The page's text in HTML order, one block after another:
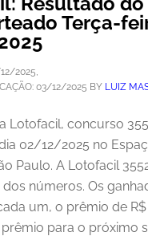
Terça-
2025,
03/12/2025 BY LUIZ
Lotofacil, concurso
02/12/2025 no
Paulo. A Lotofacil
números. Os
um, o prêmio de R$
para o próximo